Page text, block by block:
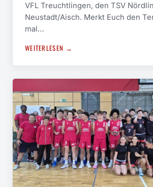
VFL Treuchtlingen, den TSV
Neustadt/Aisch. Merkt Euch den
mal…
WEITERLESEN →